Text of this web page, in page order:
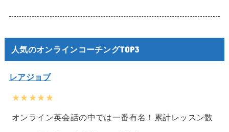
人気のオンラインコーチングTOP3
レアジョブ
★★★★★
オンライン英会話の中では一番有名！累計レッスン数